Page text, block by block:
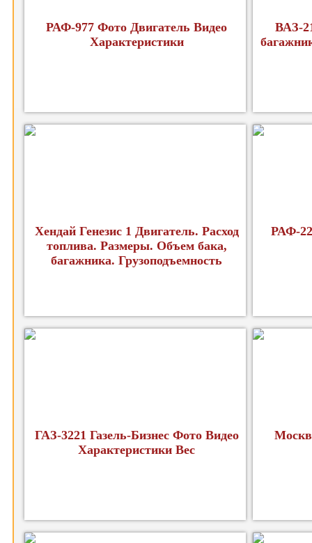
РАФ-977 Фото Двигатель Видео
Характеристики
ВАЗ-
Хендай Генезис 1 Двигатель. Расход
топлива. Размеры. Объем бака,
багажника. Грузоподъемность
РАФ-
ГАЗ-3221 Газель-Бизнес Фото Видео
Характеристики Вес